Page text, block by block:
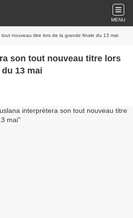
MENU
nouveau titre lors de la grande finale du 13 mai
son tout nouveau titre lors
13 mai